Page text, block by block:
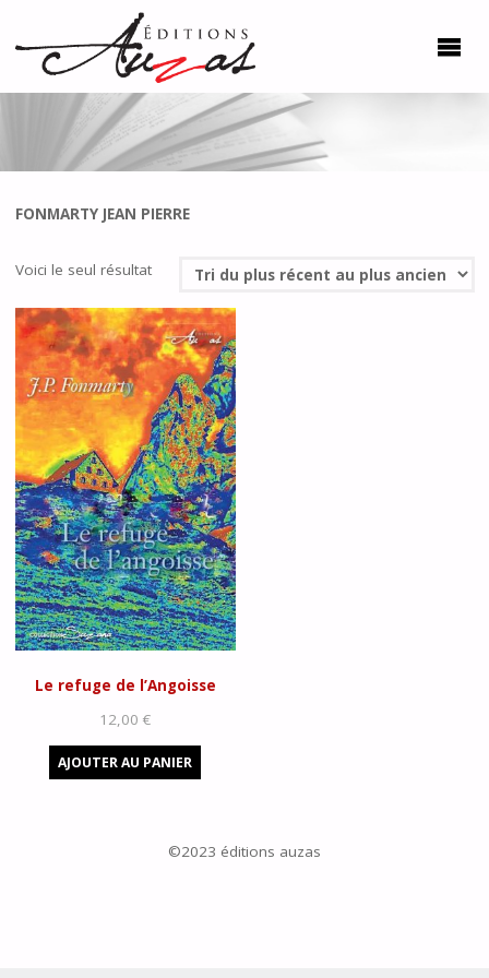
FONMARTY JEAN PIERRE
Voici le seul résultat
Le refuge de l’Angoisse
12,00€
AJOUTER AU PANIER
©2023 éditions auzas